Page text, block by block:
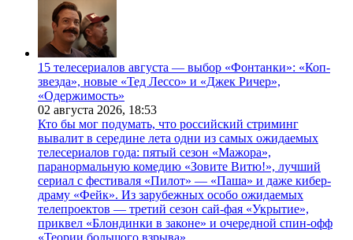
15 телесериалов августа — выбор «Фонтанки»: «Коп-
звезда», новые «Тед Лессо» и «Джек Ричер»,
«Одержимость»
02 августа 2026, 18:53
Кто бы мог подумать, что российский стриминг
вывалит в середине лета одни из самых ожидаемых
телесериалов года: пятый сезон «Мажора»,
паранормальную комедию «Зовите Витю!», лучший
сериал с фестиваля «Пилот» — «Паша» и даже кибер-
драму «Фейк». Из зарубежных особо ожидаемых
телепроектов — третий сезон сай-фая «Укрытие»,
приквел «Блондинки в законе» и очередной спин-офф